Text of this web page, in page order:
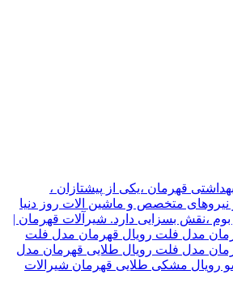
نام مدیر قهرمان نیک جو سال تاسیس ۱۳۵۹ کارخانه شیرالات بهداشتی قهرمان ،یکی از پیشتازان ،
نیروهای متخصص و ماشین الات روز دنیا
شکوفایی صنعت این مرز و بوم ،نقش بسزایی دارد. شیرآلات قهرمان |
مدل فلت رویال قهرمان مدل فلت
مدل فلت رویال طلایی قهرمان مدل
رویال مشکی طلایی قهرمان شیرالات